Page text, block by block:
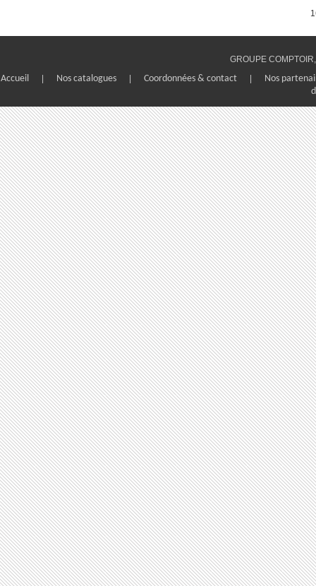
GROUPE
Accueil | Nos catalogues | Coordonnées & contact | Nos